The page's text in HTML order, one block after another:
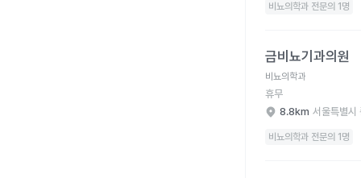
비뇨의학과 전문의 1명
금비뇨기과의원
비뇨의학과
휴무
8.8km 서울특별시
비뇨의학과 전문의 1명